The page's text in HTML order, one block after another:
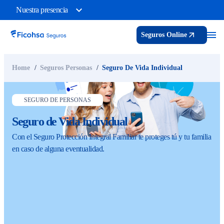
Nuestra presencia
Seguros Online
Home Seguros Personas Seguro De Vida Individual
SEGURO DE PERSONAS
Seguro de Vida Individual
Con el Seguro Protección Integral Familiar te proteges tú y tu familia
en caso de alguna eventualidad.